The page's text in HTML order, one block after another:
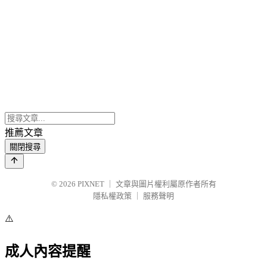
推薦文章
關閉搜尋
© 2026 PIXNET
文章與圖片權利屬原作者所有
隱私權政策
服務聲明
⚠️
成人內容提醒